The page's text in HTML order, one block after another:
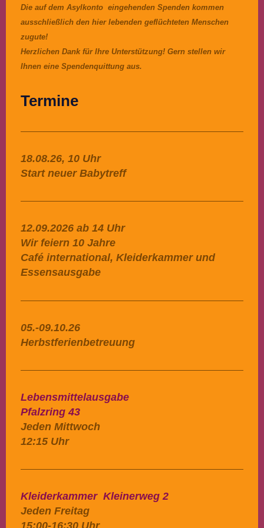
Die auf dem Asylkonto eingehenden Spenden kommen
ausschließlich den hier lebenden geflüchteten Menschen
zugute!
Herzlichen Dank für Ihre Unterstützung! Gern stellen wir
Ihnen eine Spendenquittung aus.
Termine
18.08.26, 10 Uhr
Start neuer Babytreff
12.09.2026 ab 14 Uhr
Wir feiern 10 Jahre
Café international, Kleiderkammer und
Essensausgabe
05.-09.10.26
Herbstferienbetreuung
Lebensmittelausgabe
Pfalzring 43
Jeden Mittwoch
12:15 Uhr
Kleiderkammer Kleinerweg 2
Jeden Freitag